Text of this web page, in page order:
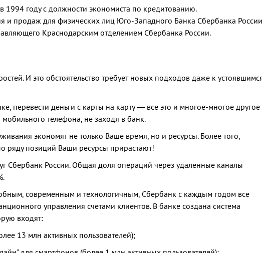
1994 году с должности экономиста по кредитованию.
и продаж для физических лиц Юго-Западного Банка Сбербанка
Краснодарским отделением Сбербанка России.
И это обстоятельство требует новых подходов даже к
перевести деньги с карты на карту — все это и многое-многое другое
телефона, не заходя в банк.
экономят не только Ваше время, но и ресурсы. Более того,
ряду позиций Ваши ресурсы прирастают!
Сбербанк России. Общая доля операций через удаленные каналы
современным и технологичным, Сбербанк с каждым годом все
управления счетами клиентов. В банке создана система
входят:
13 млн активных пользователей);